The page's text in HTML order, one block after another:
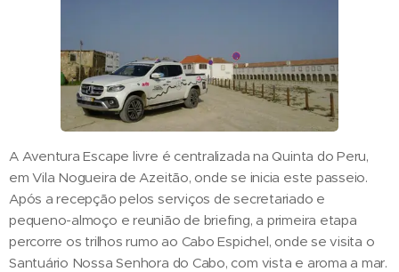
A Aventura Escape livre é centralizada na Quinta do Peru,
em Vila Nogueira de Azeitão, onde se inicia este passeio.
Após a recepção pelos serviços de secretariado e
pequeno-almoço e reunião de briefing, a primeira etapa
percorre os trilhos rumo ao Cabo Espichel, onde se visita o
Santuário Nossa Senhora do Cabo, com vista e aroma a mar.